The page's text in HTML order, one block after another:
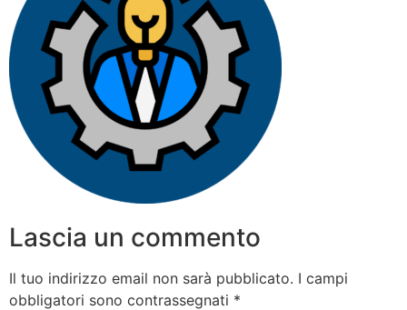
Lascia un commento
Il tuo indirizzo email non sarà pubblicato. I campi
obbligatori sono contrassegnati *